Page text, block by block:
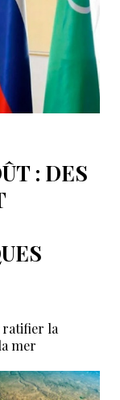
: DES
ratifier la
mer